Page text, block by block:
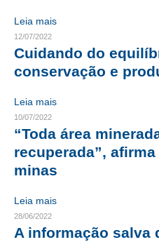
FIQUE POR DENTRO
OPORTUNIDADES
APRESENTAÇÃO
EMPREGO E ESTÁGIO
CARREIRA
NEWSLETTER
Leia mais
12/07/2022
Cuidando do
conservação e
Leia mais
10/07/2022
“Toda área
recuperada”,
minas
Leia mais
28/06/2022
A informação salva